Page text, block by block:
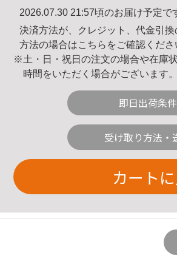
2026.07.30 21:57頃のお届け予定で
決済方法が、クレジット、代金引
方法の場合はこちら をご確認くださ
※土・日・祝日の注文の場合や在庫
時間をいただく場合がございます。
即日出荷条
受け取り方法・
カート